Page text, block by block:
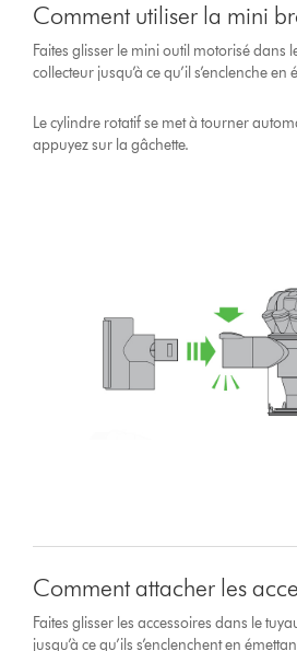
Comment utiliser la mini
Faites glisser le mini outil motorisé dans
collecteur jusqu’à ce qu’il s’enclenche en
Le cylindre rotatif se met à tourner
appuyez sur la gâchette.
Comment attacher les
Faites glisser les accessoires dans le
jusqu’à ce qu’ils s’enclenchent en